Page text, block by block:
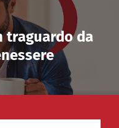
traguardo da